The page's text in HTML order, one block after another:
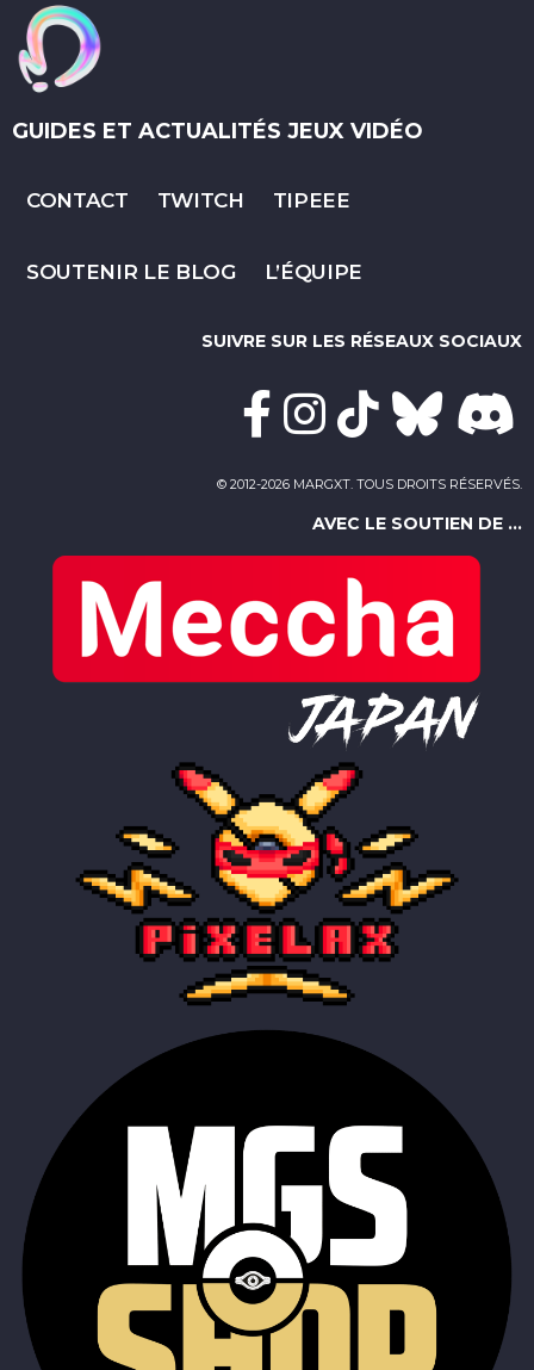
GUIDES ET ACTUALITÉS JEUX VIDÉO
CONTACT TWITCH TIPEEE
SOUTENIR LE BLOG L’ÉQUIPE
SUIVRE SUR LES RÉSEAUX SOCIAUX
© 2012-2026 MARGXT. TOUS DROITS RÉSERVÉS.
AVEC LE SOUTIEN DE ...